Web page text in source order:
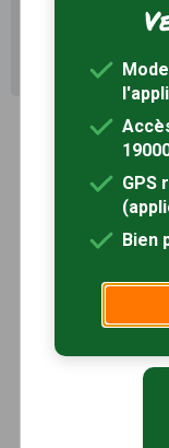
GPS
Bien